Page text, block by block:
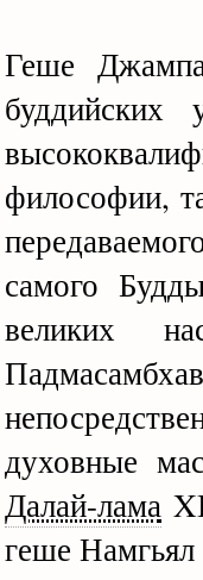
Геше
философии,
самого
великих
духовные
Далай-лама
геше